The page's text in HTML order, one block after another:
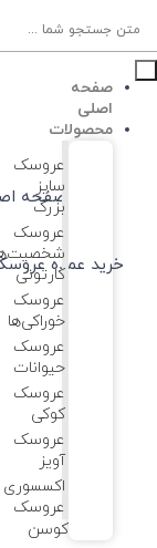
search
صفحه
خرید عمده
صفحه
اصلی
محصولات
عروسک
سایز
بزرگ
عروسک‌
کارتونی
عروسک
خوراکی‌ها
عروسک
حیوانات
عروسک
کوکی
عروسک
آویز
اکسسوری
عروسک
کوسن